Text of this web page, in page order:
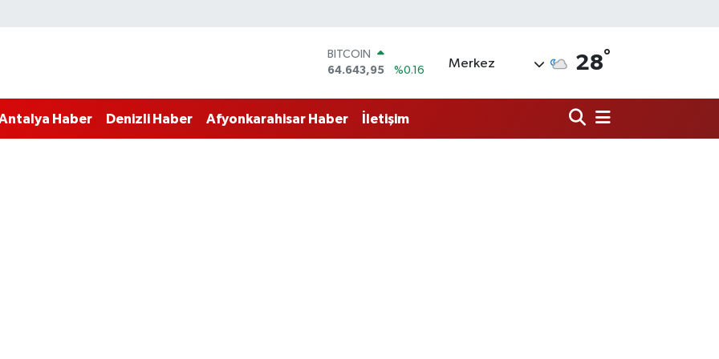
DOLAR
47,6704
%0
STERLİN
Merkez 28°
Haber Denizli Haber Afyonkarahisar Haber İletişim